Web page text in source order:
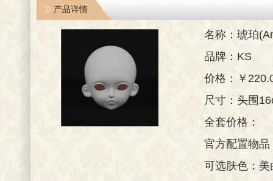
产品详情
名称：琥珀
品牌：KS
价格：￥
尺寸：头围
全套价格：
官方配置物品
可选肤色：